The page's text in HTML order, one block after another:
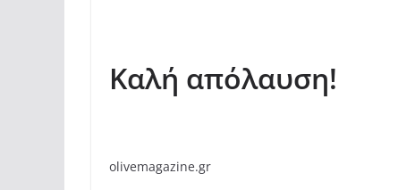
Καλή απόλαυση!
olivemagazine.gr